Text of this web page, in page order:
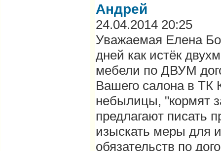
Андрей
24.04.2014 20:25
Уважаемая Елена
дней как истёк
мебели по ДВУМ
Вашего салона в ТК
небылицы, "кормят
предлагают писать
изыскать меры для
обязательств по